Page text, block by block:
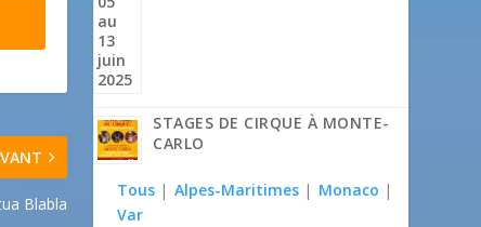
Blabla
STAGES DE CIRQUE À MONTE-
CARLO
Tous | Alpes-Maritimes | Monaco |
Var